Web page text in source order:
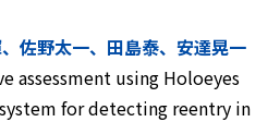
佐野太一、田島泰、安達晃一
assessment using Holoeyes
for detecting reentry in